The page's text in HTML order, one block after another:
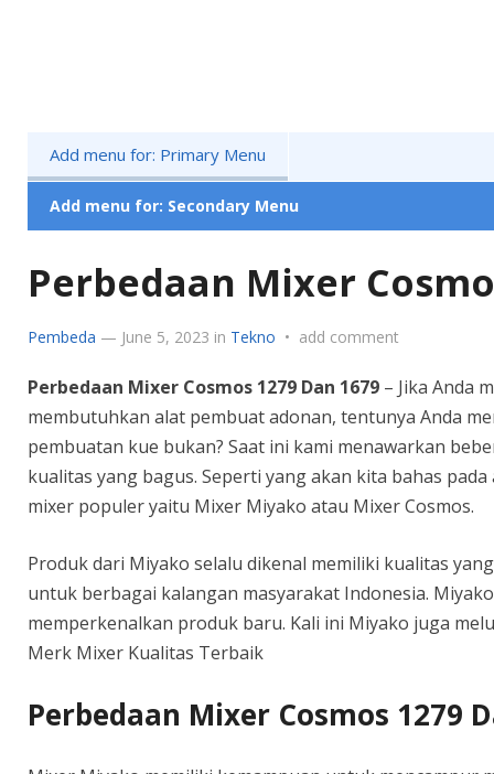
Add menu for: Primary Menu
Add menu for: Secondary Menu
Perbedaan Mixer
Pembeda — June 5, 2023 in Tekno • add comment
Perbedaan Mixer Cosmos 1279 Dan 1679 – Jika Anda
membutuhkan alat pembuat adonan, tentunya Anda
pembuatan kue bukan? Saat ini kami menawarkan
kualitas yang bagus. Seperti yang akan kita bahas
mixer populer yaitu Mixer Miyako atau Mixer Cosmos.
Produk dari Miyako selalu dikenal memiliki kualitas
untuk berbagai kalangan masyarakat Indonesia.
memperkenalkan produk baru. Kali ini Miyako juga
Merk Mixer Kualitas Terbaik
Perbedaan Mixer Cosmos 1279